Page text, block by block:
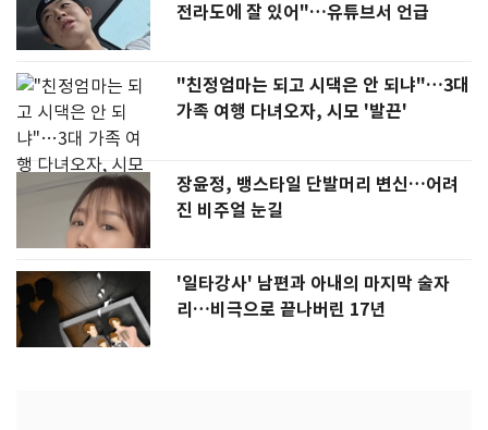
전라도에 잘 있어"…유튜브서 언급
"친정엄마는 되고 시댁은 안 되냐"…3대
가족 여행 다녀오자, 시모 '발끈'
장윤정, 뱅스타일 단발머리 변신…어려
진 비주얼 눈길
'일타강사' 남편과 아내의 마지막 술자
리…비극으로 끝나버린 17년